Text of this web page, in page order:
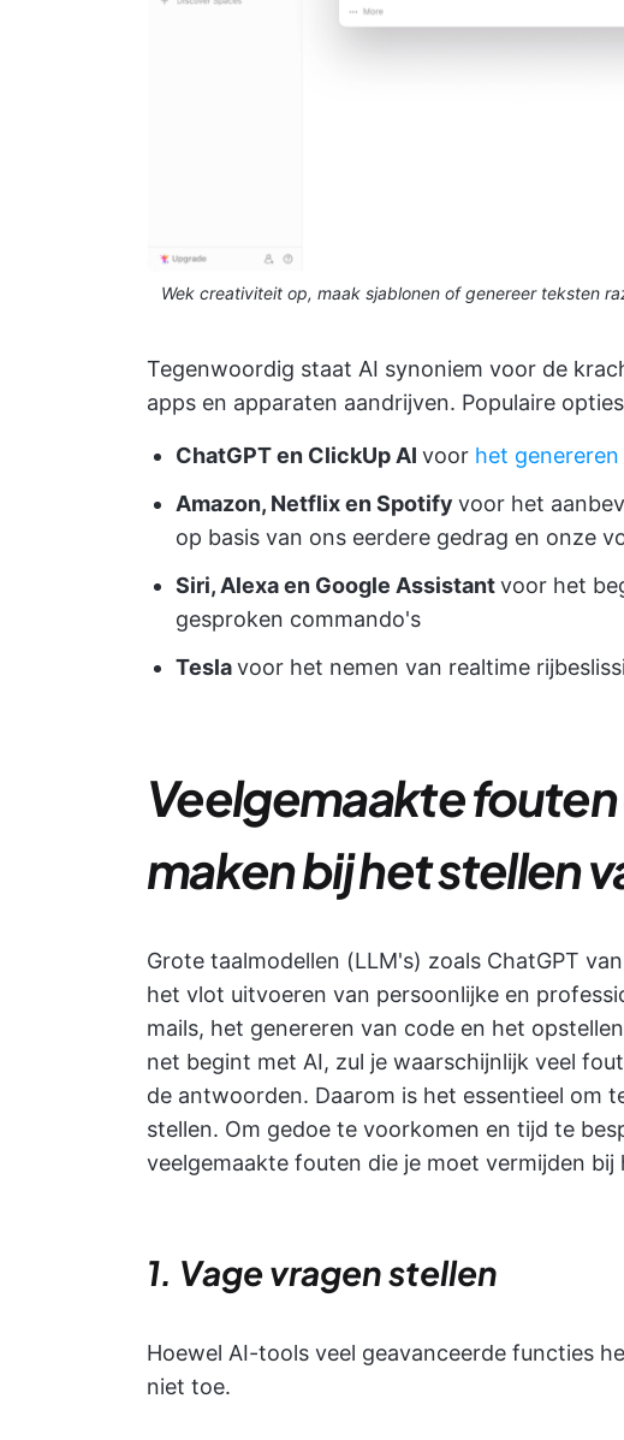
Wek creativiteit op, maak sjablonen of genereer teksten
Tegenwoordig staat AI synoniem voor de
apps en apparaten aandrijven. Populaire
ChatGPT en ClickUp AI voor het
Amazon, Netflix en Spotify voor het
op basis van ons eerdere gedrag en onze
Siri, Alexa en Google Assistantvoor het
gesproken commando's
Teslavoor het nemen van realtime
Veelgemaakte
maken bij het stellen
Grote taalmodellen (LLM's) zoals ChatGPT
het vlot uitvoeren van persoonlijke en
mails, het genereren van code en het
net begint met AI, zul je waarschijnlijk veel
de antwoorden. Daarom is het essentieel om
stellen. Om gedoe te voorkomen en tijd te
veelgemaakte fouten die je moet vermijden bij
1. Vage vragen stellen
Hoewel AI-tools veel geavanceerde functies
niet toe.